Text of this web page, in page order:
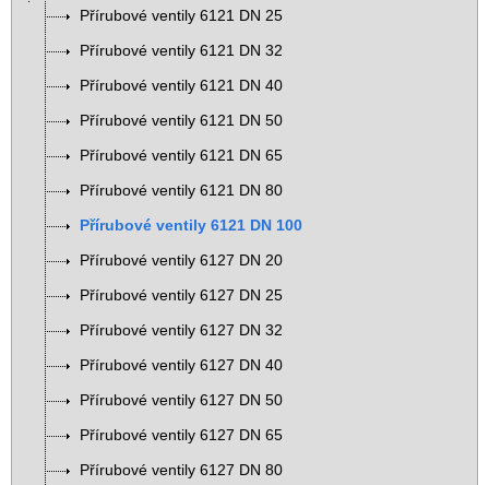
Přírubové ventily 6121 DN 25
Přírubové ventily 6121 DN 32
Přírubové ventily 6121 DN 40
Přírubové ventily 6121 DN 50
Přírubové ventily 6121 DN 65
Přírubové ventily 6121 DN 80
Přírubové ventily 6121 DN 100
Přírubové ventily 6127 DN 20
Přírubové ventily 6127 DN 25
Přírubové ventily 6127 DN 32
Přírubové ventily 6127 DN 40
Přírubové ventily 6127 DN 50
Přírubové ventily 6127 DN 65
Přírubové ventily 6127 DN 80